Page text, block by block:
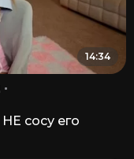
14:34
сосу его